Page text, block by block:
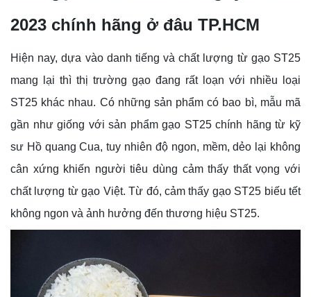
2023 chính hãng ở đâu TP.HCM
Hiện nay, dựa vào danh tiếng và chất lượng từ gạo ST25
mang lại thì thị trường gạo đang rất loạn với nhiều loại
ST25 khác nhau. Có những sản phẩm có bao bì, mẫu mã
gần như giống với sản phẩm gạo ST25 chính hãng từ kỹ
sư Hồ quang Cua, tuy nhiên độ ngon, mềm, dẻo lại không
cân xứng khiến người tiêu dùng cảm thấy thất vọng với
chất lượng từ gạo Việt. Từ đó, cảm thấy gạo ST25 biếu tết
không ngon và ảnh hưởng đến thương hiệu ST25.